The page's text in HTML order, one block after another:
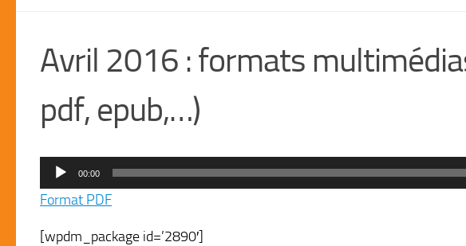
Avril 2016 : formats
pdf, epub,…)
Lecteur
audio
00:00
Format PDF
[wpdm_package id=’2890′]